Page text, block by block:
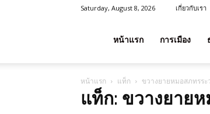
Saturday, August 8, 2026 เกี่ยวกับเรา
ลาภ
หน้าแรก การเมือง
หน้าแรก แท็ก ขวางยายหมอสภทรระ
แท็ก: ขวางยาย